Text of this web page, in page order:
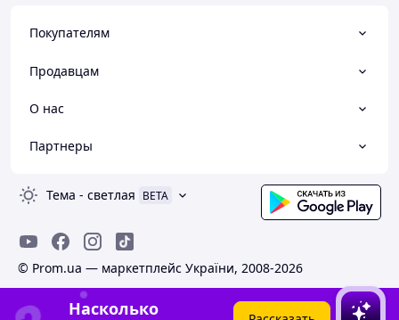
Покупателям
Продавцам
О нас
Партнеры
Тема - светлая BETA
© Prom.ua — маркетплейс України, 2008-2026
Насколько